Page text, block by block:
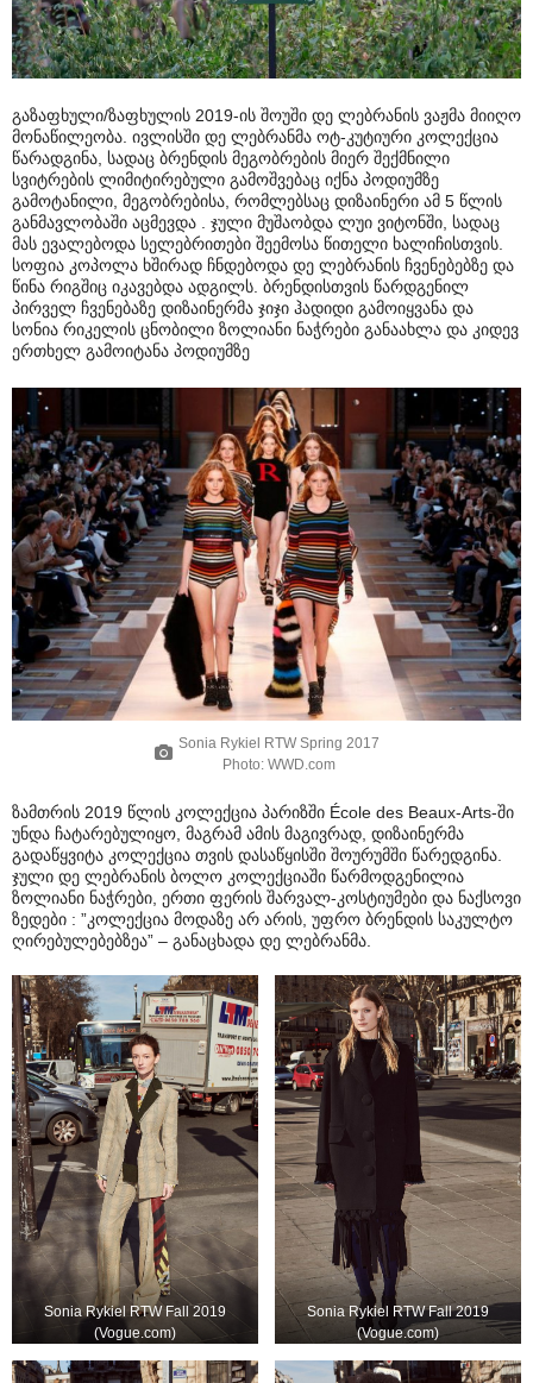
გაზაფხული/ზაფხულის 2019-ის შოუში დე ლებრანის ვაჟმა მიიღო
მონაწილეობა. ივლისში დე ლებრანმა ოტ-კუტიური კოლექცია
წარადგინა, სადაც ბრენდის მეგობრების მიერ შექმნილი
სვიტრების ლიმიტირებული გამოშვებაც იქნა პოდიუმზე
გამოტანილი, მეგობრებისა, რომლებსაც დიზაინერი ამ 5 წლის
განმავლობაში აცმევდა . ჯული მუშაობდა ლუი ვიტონში, სადაც
მას ევალებოდა სელებრითები შეემოსა წითელი ხალიჩისთვის.
სოფია კოპოლა ხშირად ჩნდებოდა დე ლებრანის ჩვენებებზე და
წინა რიგშიც იკავებდა ადგილს. ბრენდისთვის წარდგენილ
პირველ ჩვენებაზე დიზაინერმა ჯიჯი ჰადიდი გამოიყვანა და
სონია რიკელის ცნობილი ზოლიანი ნაჭრები განაახლა და კიდევ
ერთხელ გამოიტანა პოდიუმზე
Sonia Rykiel RTW Spring 2017
Photo: WWD.com
ზამთრის 2019 წლის კოლექცია პარიზში École des Beaux-Arts-ში
უნდა ჩატარებულიყო, მაგრამ ამის მაგივრად, დიზაინერმა
გადაწყვიტა კოლექცია თვის დასაწყისში შოურუმში წარედგინა.
ჯული დე ლებრანის ბოლო კოლექციაში წარმოდგენილია
ზოლიანი ნაჭრები, ერთი ფერის შარვალ-კოსტიუმები და ნაქსოვი
ზედები : ”კოლექცია მოდაზე არ არის, უფრო ბრენდის საკულტო
ღირებულებებზეა” – განაცხადა დე ლებრანმა.
Sonia Rykiel RTW Fall 2019
(Vogue.com)
Sonia Rykiel RTW Fall 2019
(Vogue.com)